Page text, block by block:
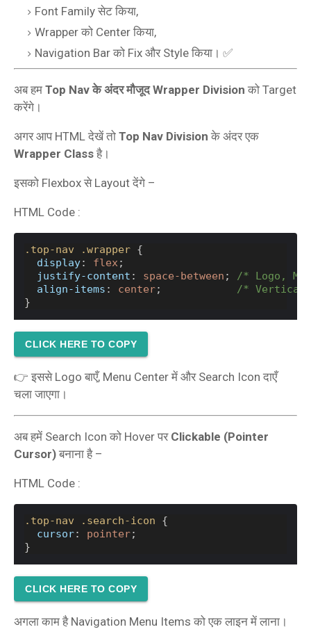
Font Family सेट किया,
Wrapper को Center किया,
Navigation Bar को Fix और Style किया। ✅
अब हम Top Nav के अंदर मौजूद Wrapper Division को Target
करेंगे।
अगर आप HTML देखें तो Top Nav Division के अंदर एक
Wrapper Class है।
इसको Flexbox से Layout देंगे –
HTML Code :
.top-nav .wrapper {
display: flex;
justify-content : space-between ; /* Logo,
align-items : center; /*
}
CLICK HERE TO COPY
👉 इससे Logo बाएँ, Menu Center में और Search Icon दाएँ
चला जाएगा।
अब हमें Search Icon को Hover पर Clickable (Pointer
Cursor) बनाना है –
HTML Code :
.top-nav .search-icon {
cursor: pointer;
}
CLICK HERE TO COPY
अगला काम है Navigation Menu Items को एक लाइन में लाना।